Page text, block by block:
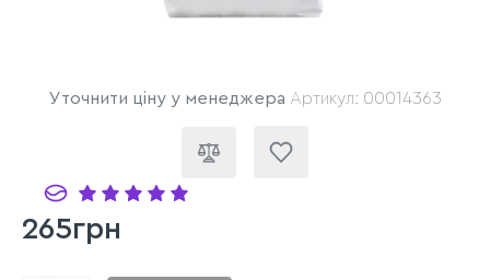
Уточнити ціну у менеджера Артикул: 00014363
265грн